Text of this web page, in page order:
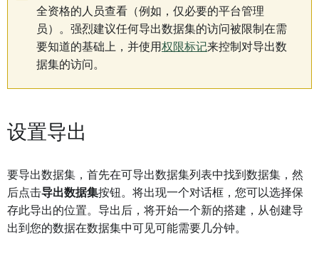
全资格的人员查看（例如，仅必要的平台管理
员）。强烈建议任何导出数据集的访问被限制在需
要知道的基础上，并使用权限标记来控制对导出数
据集的访问。
设置导出
要导出数据集，首先在可导出数据集列表中找到数据集，然
后点击导出数据集按钮。将出现一个对话框，您可以选择保
存此导出的位置。导出后，将开始一个新的搭建，从创建导
出到您的数据在数据集中可见可能需要几分钟。